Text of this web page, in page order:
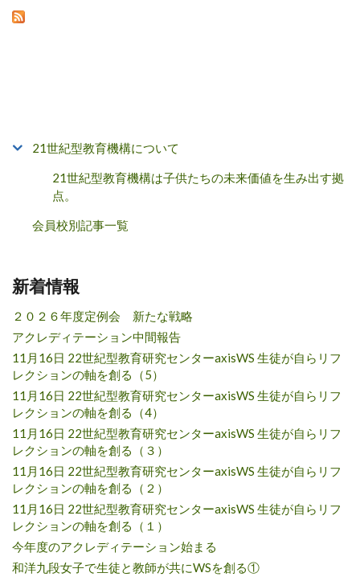
21世紀型教育機構について
21世紀型教育機構は子供たちの未来価値を生み出す拠
点。
会員校別記事一覧
新着情報
２０２６年度定例会 新たな戦略
アクレディテーション中間報告
11月16日 22世紀型教育研究センターaxisWS 生徒が自らリフ
レクションの軸を創る（5）
11月16日 22世紀型教育研究センターaxisWS 生徒が自らリフ
レクションの軸を創る（4）
11月16日 22世紀型教育研究センターaxisWS 生徒が自らリフ
レクションの軸を創る（３）
11月16日 22世紀型教育研究センターaxisWS 生徒が自らリフ
レクションの軸を創る（２）
11月16日 22世紀型教育研究センターaxisWS 生徒が自らリフ
レクションの軸を創る（１）
今年度のアクレディテーション始まる
和洋九段女子で生徒と教師が共にWSを創る①